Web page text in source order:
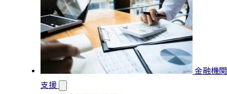
金融機関
支援